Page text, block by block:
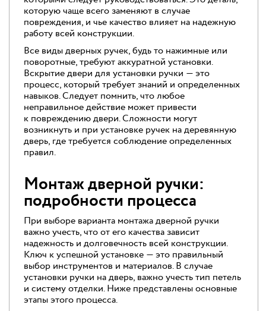
которую чаще всего заменяют в случае
повреждения, и чье качество влияет на надежную
работу всей конструкции.
Все виды дверных ручек, будь то нажимные или
поворотные, требуют аккуратной установки.
Вскрытие двери для установки ручки — это
процесс, который требует знаний и определенных
навыков. Следует помнить, что любое
неправильное действие может привести
к повреждению двери. Сложности могут
возникнуть и при установке ручек на деревянную
дверь, где требуется соблюдение определенных
правил.
Монтаж дверной ручки:
подробности процесса
При выборе варианта монтажа дверной ручки
важно учесть, что от его качества зависит
надежность и долговечность всей конструкции.
Ключ к успешной установке — это правильный
выбор инструментов и материалов. В случае
установки ручки на дверь, важно учесть тип петель
и систему отделки. Ниже представлены основные
этапы этого процесса.